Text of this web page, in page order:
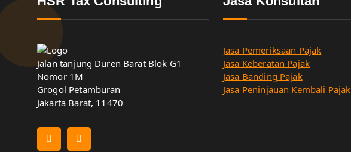
Jalan tanjung Duren Barat Blok G1
Nomor 1M
Grogol Petamburan
Jakarta Barat, 11470
Jasa Pemeriksaan Pajak
Jasa Keberatan Pajak
Jasa Banding Pajak
Jasa Peninjauan Kembali Pajak